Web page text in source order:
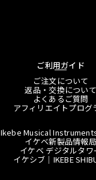
ご利用ガイド
ご注文について
返品・交換について
よくあるご質問
アフィリエイトプログ
Ikebe Musical
イケベ新製品情報局
イケベ デジタルタワ
イケシブ｜IKEBE